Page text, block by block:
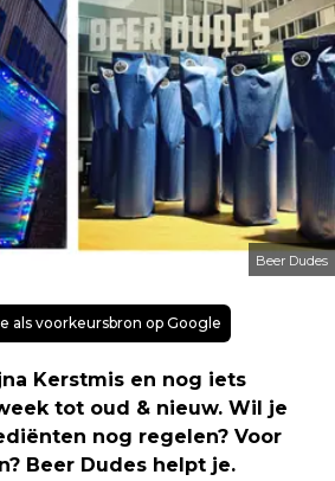
Beer Dudes
als voorkeursbron op Google
Kerstmis en nog iets
tot oud & nieuw. Wil je
nog regelen? Voor
Beer Dudes helpt je.